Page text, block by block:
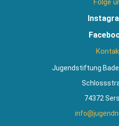
Jugendstiftung
74372